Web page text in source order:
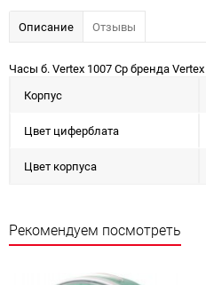
Описание Отзывы
Часы б. Vertex 1007 Ср бренда Vertex
Корпус
Цвет циферблата
Цвет корпуса
Рекомендуем посмотреть